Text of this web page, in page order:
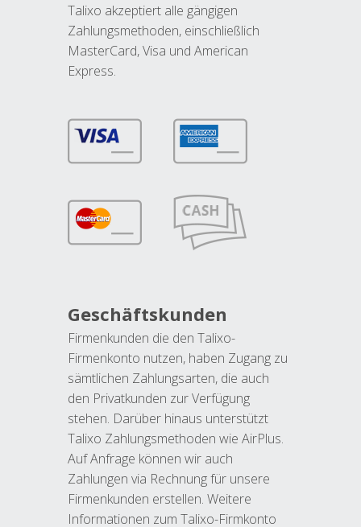
Talixo akzeptiert alle gängigen
Zahlungsmethoden, einschließlich
MasterCard, Visa und American
Express.
Geschäftskunden
Firmenkunden die den Talixo-
Firmenkonto nutzen, haben Zugang zu
sämtlichen Zahlungsarten, die auch
den Privatkunden zur Verfügung
stehen. Darüber hinaus unterstützt
Talixo Zahlungsmethoden wie AirPlus.
Auf Anfrage können wir auch
Zahlungen via Rechnung für unsere
Firmenkunden erstellen. Weitere
Informationen zum Talixo-Firmkonto